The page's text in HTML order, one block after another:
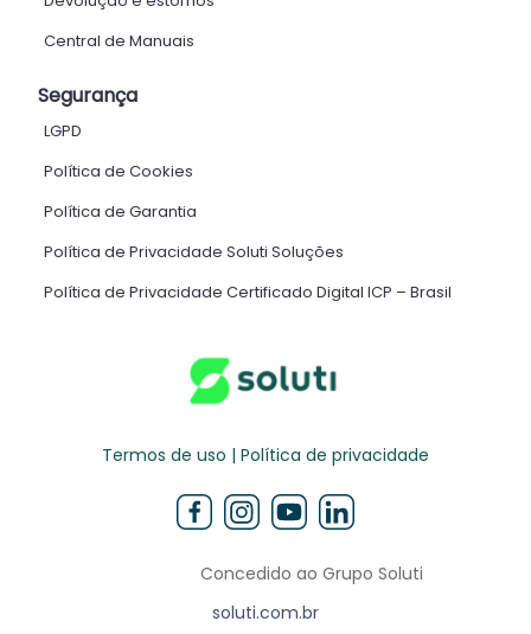
Central de Manuais
Segurança
LGPD
Política de Cookies
Política de Garantia
Política de Privacidade Soluti Soluções
Política de Privacidade Certificado Digital ICP – Brasil ​
Termos de uso | Política de privacidade
Concedido ao Grupo Soluti
soluti.com.br